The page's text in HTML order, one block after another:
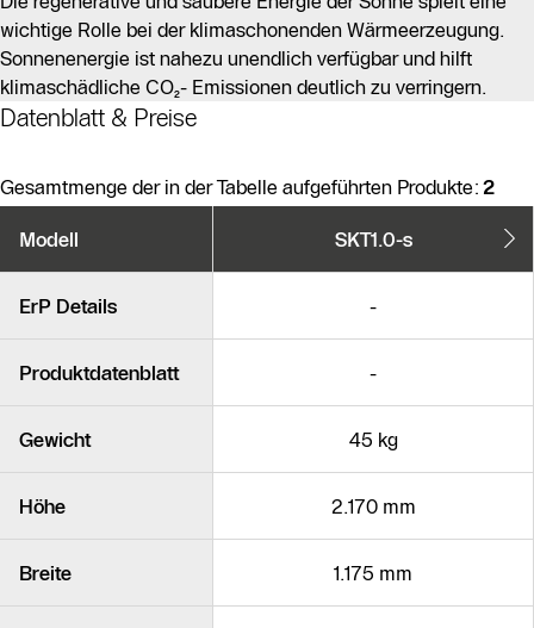
wichtige Rolle bei der klimaschonenden Wärmeerzeugung.
Sonnenenergie ist nahezu unendlich verfügbar und hilft
klimaschädliche CO₂- Emissionen deutlich zu verringern.
Datenblatt & Preise
Gesamtmenge der in der Tabelle aufgeführten Produkte: 2
Modell SKT1.0-s
ErP Details -
Produktdatenblatt -
Gewicht 45 kg
Höhe 2.170 mm
Breite 1.175 mm